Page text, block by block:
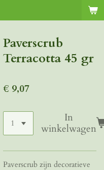
Paverscrub
Terracotta 45 gr
€ 9,07
In
winkelwagen
Paverscrub zijn decoratieve